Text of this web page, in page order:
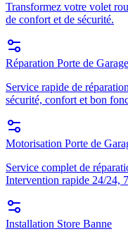
Transformez votre volet
de confort et de sécurité.
Réparation Porte de Garage
Service rapide de
sécurité, confort et bon
Motorisation Porte de
Service complet de
Intervention rapide 24/24,
Installation Store Banne